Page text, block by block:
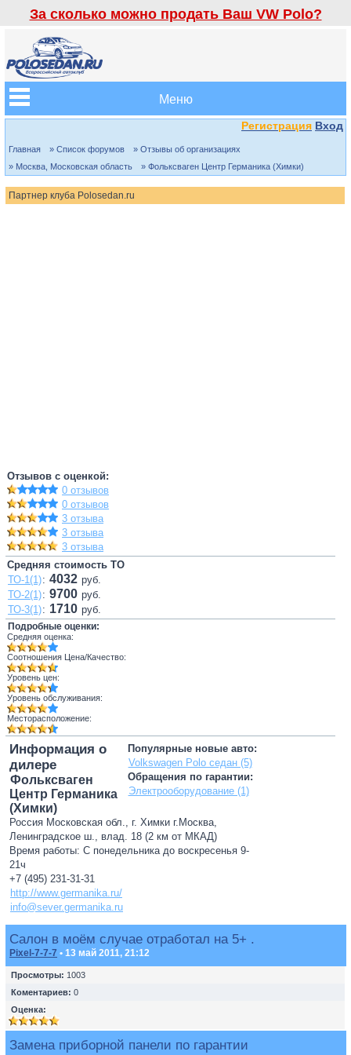
За сколько можно продать Ваш VW Polo?
Меню
Регистрация Вход
Главная » Список форумов
» Отзывы об организациях
» Москва, Московская область
» Фольксваген Центр Германика (Химки)
Партнер клуба Polosedan.ru
Отзывов с оценкой:
0 отзывов
0 отзывов
3 отзыва
3 отзыва
3 отзыва
Средняя стоимость ТО
ТО-1(1): 4032 руб.
ТО-2(1): 9700 руб.
ТО-3(1): 1710 руб.
Подробные оценки:
Средняя оценка:
Соотношения Цена/Качество:
Уровень цен:
Уровень обслуживания:
Месторасположение:
Популярные новые авто:
Volkswagen Polo седан (5)
Обращения по гарантии:
Электрооборудование (1)
Информация о
дилере
Фольксваген
Центр Германика
(Химки)
Россия Московская обл., г. Химки г.Москва,
Ленинградское ш., влад. 18 (2 км от МКАД)
Время работы: С понедельника до воскресенья 9-
21ч
+7 (495) 231-31-31
http://www.germanika.ru/
info@sever.germanika.ru
Салон в моём случае отработал на 5+ .
Pixel-7-7-7 • 13 май 2011, 21:12
Просмотры: 1003
Коментариев: 0
Оценка:
Замена приборной панели по гарантии